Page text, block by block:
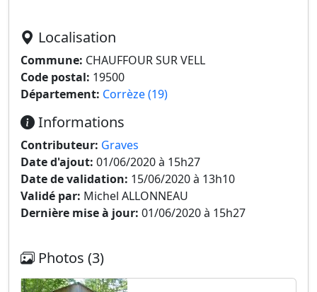
Localisation
Commune: CHAUFFOUR SUR VELL
Code postal: 19500
Département: Corrèze (19)
Informations
Contributeur: Graves
Date d'ajout: 01/06/2020 à 15h27
Date de validation: 15/06/2020 à 13h10
Validé par: Michel ALLONNEAU
Dernière mise à jour: 01/06/2020 à 15h27
Photos (3)